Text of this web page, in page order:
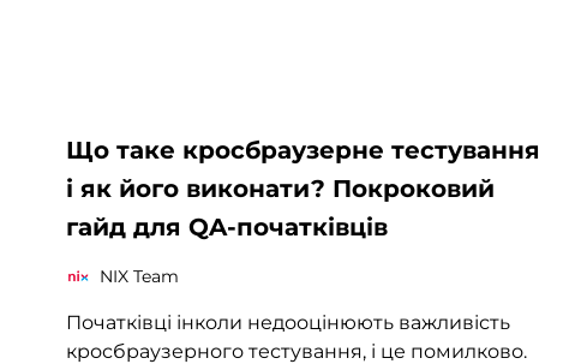
Що таке кросбраузерне тестування
і як його виконати? Покроковий
гайд для QA-початківців
NIX Team
Початківці інколи недооцінюють важливість
кросбраузерного тестування, і це помилково.